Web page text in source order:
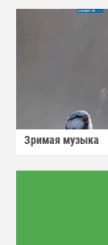
Зримая музыка